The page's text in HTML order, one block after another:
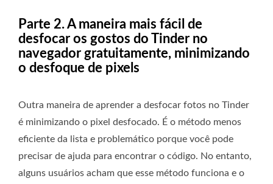
Parte 2. A maneira mais fácil de
desfocar os gostos do Tinder no
navegador gratuitamente, minimizando
o desfoque de pixels
Outra maneira de aprender a desfocar fotos no Tinder
é minimizando o pixel desfocado. É o método menos
eficiente da lista e problemático porque você pode
precisar de ajuda para encontrar o código. No entanto,
alguns usuários acham que esse método funciona e o